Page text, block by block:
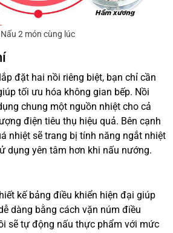
Nấu 2 món cùng lúc
đặt hai nồi riêng biệt, bạn chỉ cần
tối ưu hóa không gian bếp. Nồi
chung một nguồn nhiệt cho cả
điện tiêu thụ hiệu quả. Bên cạnh
nhiệt sẽ trang bị tính năng ngắt nhiệt
dụng yên tâm hơn khi nấu nướng.
kế bảng điều khiển hiện đại giúp
dàng bằng cách vặn núm điều
sẽ tự động nấu thực phẩm với mức